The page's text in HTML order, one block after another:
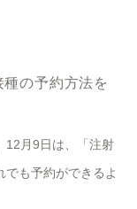
の予約方法を
12月9日は、「注射
でも予約ができるよ